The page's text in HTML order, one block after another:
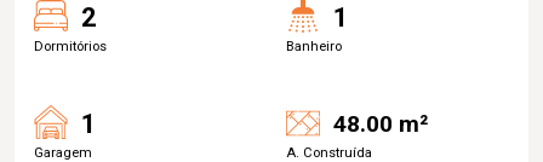
2
Dormitórios
1
Banheiro
1
Garagem
48.00 m²
A. Construída